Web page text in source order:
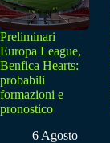
Preliminari
Europa League,
Benfica Hearts:
probabili
formazioni e
pronostico
6 Agosto